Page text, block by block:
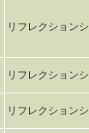
リフレクション
リフレクション
リフレクション